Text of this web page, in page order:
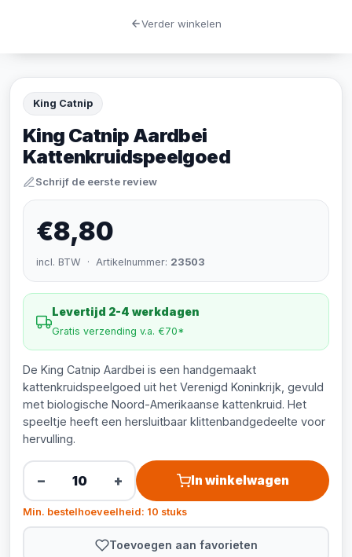
King Catnip
King Catnip Aardbei
Kattenkruidspeelgoed
Schrijf de eerste review
€8,80
incl. BTW · Artikelnummer: 23503
Levertijd 2-4 werkdagen
Gratis verzending v.a. €70*
De King Catnip Aardbei is een handgemaakt
kattenkruidspeelgoed uit het Verenigd Koninkrijk, gevuld
met biologische Noord-Amerikaanse kattenkruid. Het
speeltje heeft een hersluitbaar klittenbandgedeelte voor
hervulling.
− + In winkelwagen
Min. bestelhoeveelheid: 10 stuks
Toevoegen aan favorieten
Verder winkelen